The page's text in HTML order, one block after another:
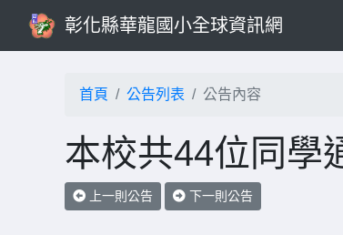
彰化縣華龍國小全球資訊網
首頁 公告列表 公告內容
本校共44位同學
上一則公告 下一則公告